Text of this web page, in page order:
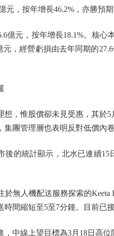
元，按年增長46.2%，亦勝預期
元，按年增長18.1%。核心
元，經營虧損由去年同期的
惟股價卻未見受惠，其於5
團管理層也表明反對低價內
統計顯示，北水已連續15
人機配送服務探索的Keeta
時間縮短至5至7分鐘。目前已
線上望目標為3月18日高位